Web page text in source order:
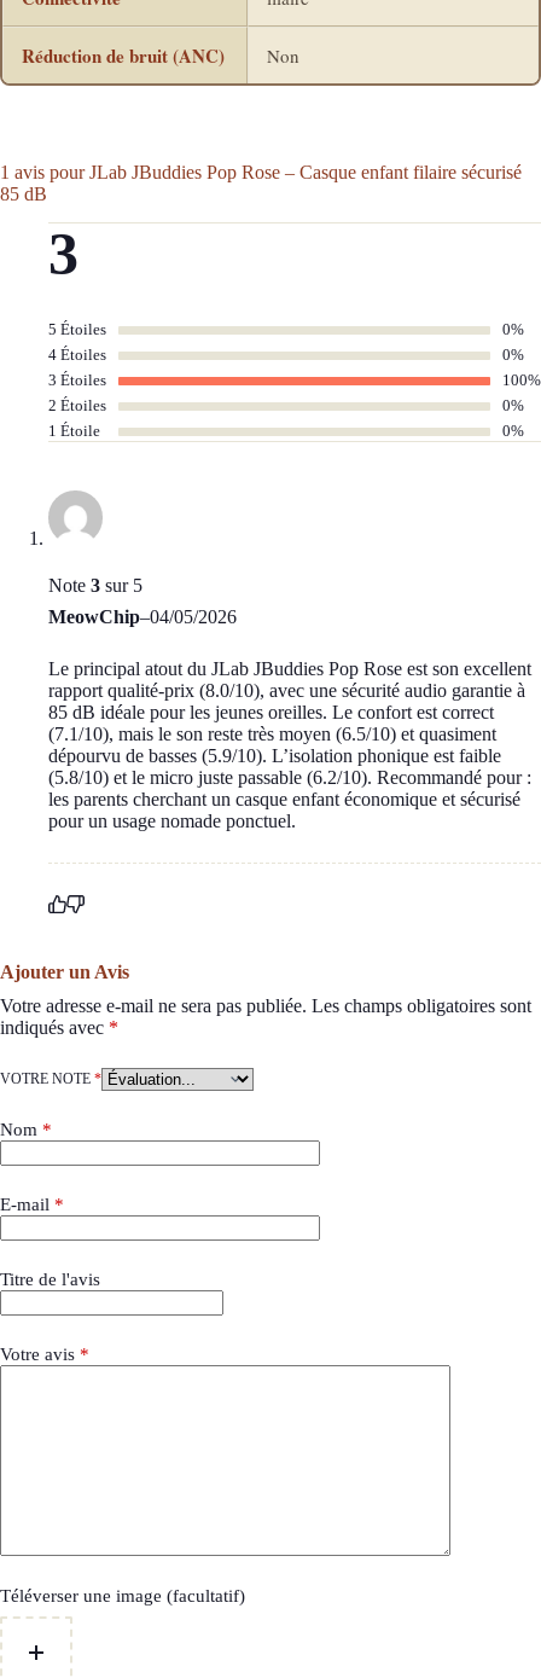
Réduction de bruit (ANC) Non
1 avis pourJLab JBuddies Pop Rose – Casque enfant filaire sécurisé
85 dB
3
5 Étoiles
0%
4 Étoiles
0%
3 Étoiles
100%
2 Étoiles
0%
1 Étoile
0%
Note 3 sur 5
MeowChip–04/05/2026
Le principal atout du JLab JBuddies Pop Rose est son excellent
rapport qualité-prix (8.0/10), avec une sécurité audio garantie à
85 dB idéale pour les jeunes oreilles. Le confort est correct
(7.1/10), mais le son reste très moyen (6.5/10) et quasiment
dépourvu de basses (5.9/10). L’isolation phonique est faible
(5.8/10) et le micro juste passable (6.2/10). Recommandé pour :
les parents cherchant un casque enfant économique et sécurisé
pour un usage nomade ponctuel.
Ajouter un Avis
Votre adresse e-mail ne sera pas publiée. Les champs obligatoires sont
indiqués avec *
VOTRE NOTE *
Nom *
E-mail *
Titre de l'avis
Votre avis *
Téléverser une image (facultatif)